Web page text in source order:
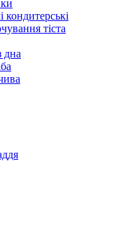
тіста
дна